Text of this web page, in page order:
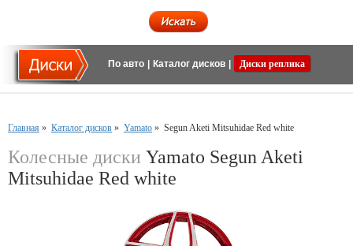
По авто Каталог дисков Диски реплика
Главная » Каталог дисков » Yamato » Segun Aketi Mitsuhidae Red white
Колесные диски Yamato Segun Aketi
Mitsuhidae Red white